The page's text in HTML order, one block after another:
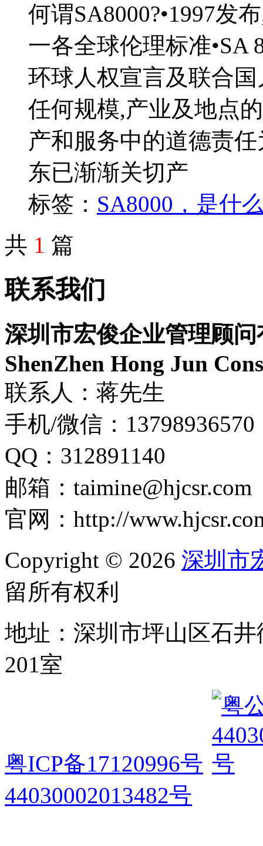
何谓SA8000?•1997发
一各全球伦理标准•SA
环球人权宣言及联合
任何规模,产业及地点
产和服务中的道德责任
东已渐渐关切产
标签： SA8000，是什
共 1 篇
联系我们
深圳市宏俊企业管理顾
ShenZhen Hong Jun
联系人：蒋先生
手机/微信：13798936570
QQ：312891140
邮箱：taimine@hjcsr.com
官网：http://
Copyright © 2026 深圳市
留所有权利
地址：深圳市坪山区石
201室
粤ICP备17120996号
44030002013482号